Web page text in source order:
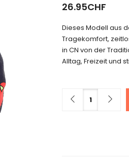
26.95CHF
Dieses Modell aus
Tragekomfort,
in CN von der
Alltag, Freizeit und
Menge